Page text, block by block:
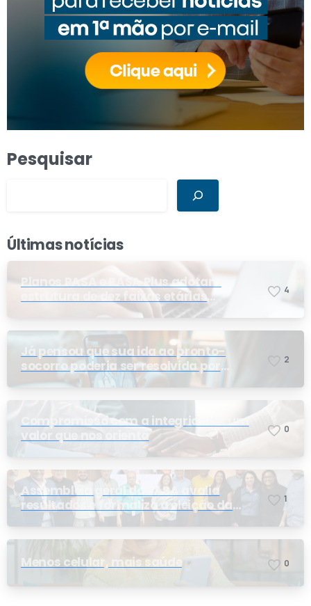
Pesquisar
Últimas notícias
Planos PASA e PASA Plus adotam
estrutura de dez faixas etárias
conforme exigência da ANS e do STF
4
Já pensou que sua ida ao pronto-
socorro poderia ser resolvida por
telemedicina?
2
Compromisso com a integridade: um
valor que nos orienta
0
Assembleia geral do PASA avalia
resultados e formaliza a eleição da
nova conselheira
1
Menos celular, mais saúde 0